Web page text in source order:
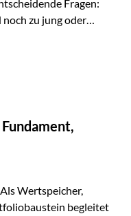
Fragen:
noch zu jung oder
dass Ex-Partner,
auf ein
klassische Lösungen
stoßen
Wertspeicher,
begleitet